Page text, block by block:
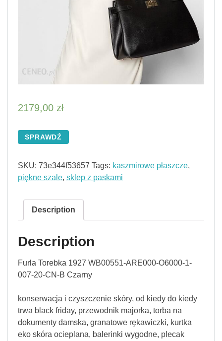
2179,00 zł
SPRAWDŹ
SKU: 73e344f53657 Tags: kaszmirowe płaszcze,
piękne szale, sklep z paskami
Description
Description
Furla Torebka 1927 WB00551-ARE000-O6000-1-
007-20-CN-B Czarny
konserwacja i czyszczenie skóry, od kiedy do kiedy
trwa black friday, przewodnik majorka, torba na
dokumenty damska, granatowe rękawiczki, kurtka
eko skóra ocieplana, balerinki wygodne, plecak